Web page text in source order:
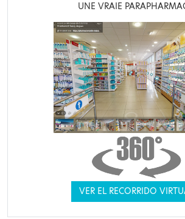
UNE VRAIE
VER EL RECORRIDO